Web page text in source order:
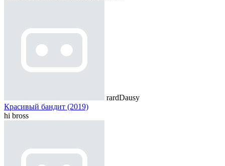
rardDausy
Красивый бандит (2019)
hi bross